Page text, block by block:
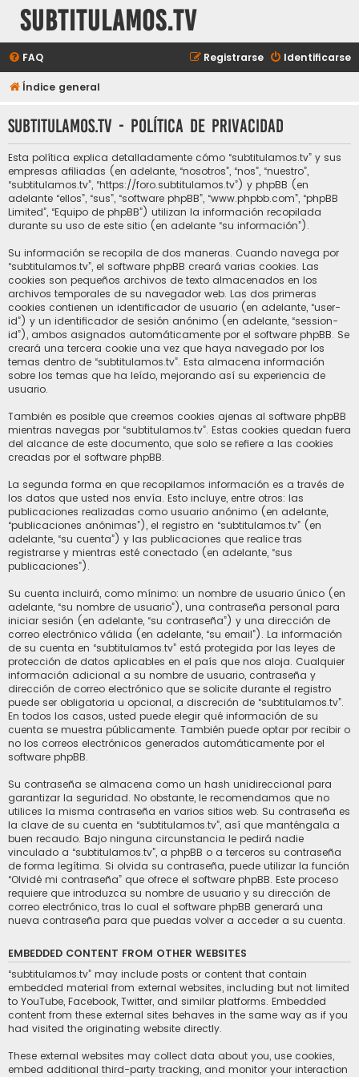
subtitulamos.tv
FAQ Identificarse
Registrarse
Índice general
subtitulamos.tv - Política de privacidad
Esta política explica detalladamente cómo “subtitulamos.tv” y sus
empresas afiliadas (en adelante, “nosotros”, “nos”, “nuestro”,
“subtitulamos.tv”, “https://foro.subtitulamos.tv”) y phpBB (en
adelante “ellos”, “sus”, “software phpBB”, “www.phpbb.com”, “phpBB
Limited”, “Equipo de phpBB”) utilizan la información recopilada
durante su uso de este sitio (en adelante “su información”).
Su información se recopila de dos maneras. Cuando navega por
“subtitulamos.tv”, el software phpBB creará varias cookies. Las
cookies son pequeños archivos de texto almacenados en los
archivos temporales de su navegador web. Las dos primeras
cookies contienen un identificador de usuario (en adelante, “user-
id”) y un identificador de sesión anónimo (en adelante, “session-
id”), ambos asignados automáticamente por el software phpBB. Se
creará una tercera cookie una vez que haya navegado por los
temas dentro de “subtitulamos.tv”. Esta almacena información
sobre los temas que ha leído, mejorando así su experiencia de
usuario.
También es posible que creemos cookies ajenas al software phpBB
mientras navegas por “subtitulamos.tv”. Estas cookies quedan fuera
del alcance de este documento, que solo se refiere a las cookies
creadas por el software phpBB.
La segunda forma en que recopilamos información es a través de
los datos que usted nos envía. Esto incluye, entre otros: las
publicaciones realizadas como usuario anónimo (en adelante,
“publicaciones anónimas”), el registro en “subtitulamos.tv” (en
adelante, “su cuenta”) y las publicaciones que realice tras
registrarse y mientras esté conectado (en adelante, “sus
publicaciones”).
Su cuenta incluirá, como mínimo: un nombre de usuario único (en
adelante, “su nombre de usuario”), una contraseña personal para
iniciar sesión (en adelante, “su contraseña”) y una dirección de
correo electrónico válida (en adelante, “su email”). La información
de su cuenta en “subtitulamos.tv” está protegida por las leyes de
protección de datos aplicables en el país que nos aloja. Cualquier
información adicional a su nombre de usuario, contraseña y
dirección de correo electrónico que se solicite durante el registro
puede ser obligatoria u opcional, a discreción de “subtitulamos.tv”.
En todos los casos, usted puede elegir qué información de su
cuenta se muestra públicamente. También puede optar por recibir o
no los correos electrónicos generados automáticamente por el
software phpBB.
Su contraseña se almacena como un hash unidireccional para
garantizar la seguridad. No obstante, le recomendamos que no
utilices la misma contraseña en varios sitios web. Su contraseña es
la clave de su cuenta en “subtitulamos.tv”, así que manténgala a
buen recaudo. Bajo ninguna circunstancia le pedirá nadie
vinculado a “subtitulamos.tv”, a phpBB o a terceros su contraseña
de forma legítima. Si olvida su contraseña, puede utilizar la función
“Olvidé mi contraseña” que ofrece el software phpBB. Este proceso
requiere que introduzca su nombre de usuario y su dirección de
correo electrónico, tras lo cual el software phpBB generará una
nueva contraseña para que puedas volver a acceder a su cuenta.
EMBEDDED CONTENT FROM OTHER WEBSITES
“subtitulamos.tv” may include posts or content that contain
embedded material from external websites, including but not limited
to YouTube, Facebook, Twitter, and similar platforms. Embedded
content from these external sites behaves in the same way as if you
had visited the originating website directly.
These external websites may collect data about you, use cookies,
embed additional third-party tracking, and monitor your interaction